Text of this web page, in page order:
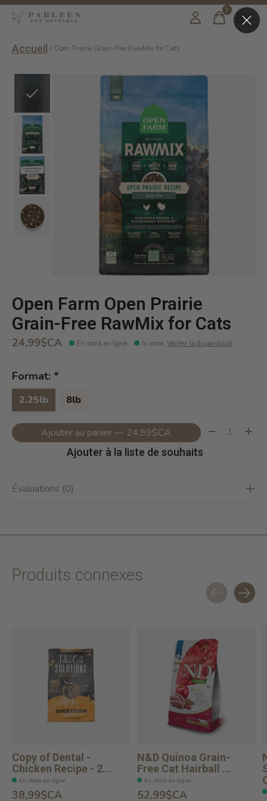
0items
Accueil / Open Prairie Grain-Free RawMix for Cats
Slideshow Items
Open Farm Open Prairie
Grain-Free RawMix for Cats
24,99$CA En stock en ligne In store:Vérifier la disponibilité
Format: *
2.25lb 8lb
Ajouter au panier — 24,99$CA Quantité:
Ajouter à la liste de souhaits
Évaluations (0)
Produits connexes
Copy of Dental -
Chicken Recipe - 2...
En stock en ligne
38,99$CA
N&D Quinoa Grain-
Free Cat Hairball ...
En stock en ligne
52,99$CA